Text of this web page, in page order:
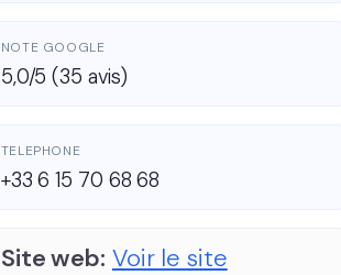
NOTE GOOGLE
5,0/5 (35 avis)
TELEPHONE
+33 6 15 70 68 68
Site web: Voir le site